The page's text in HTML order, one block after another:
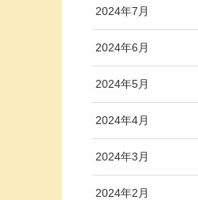
2024年7月
2024年6月
2024年5月
2024年4月
2024年3月
2024年2月